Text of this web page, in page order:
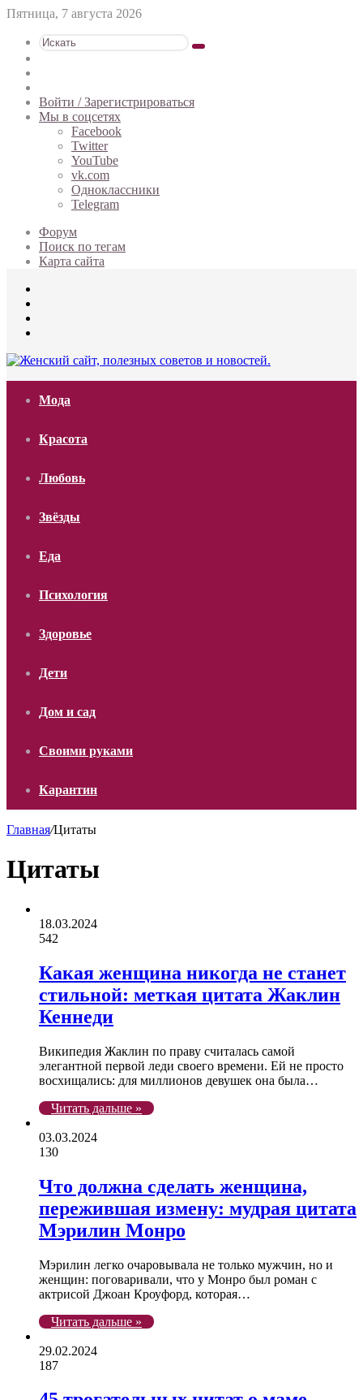
Пятница, 7 августа 2026
Искать
статья
Войти / Зарегистрироваться
Мы в соцсетях
Facebook
Twitter
YouTube
vk.com
Одноклассники
Telegram
Форум
Поиск по тегам
Карта сайта
Мода
Красота
Любовь
Звёзды
Еда
Психология
Здоровье
Дети
Дом и сад
Своими руками
Карантин
Главная/Цитаты
Цитаты
18.03.2024
542
Какая женщина никогда не станет
стильной: меткая цитата Жаклин
Кеннеди
Википедия Жаклин по праву считалась самой
элегантной первой леди своего времени. Ей не просто
восхищались: для миллионов девушек она была…
Читать дальше »
03.03.2024
130
Что должна сделать женщина,
пережившая измену: мудрая цитата
Мэрилин Монро
Мэрилин легко очаровывала не только мужчин, но и
женщин: поговаривали, что у Монро был роман с
актрисой Джоан Кроуфорд, которая…
Читать дальше »
29.02.2024
187